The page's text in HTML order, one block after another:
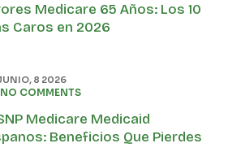
Medicare 65 Años: Los 10
Caros en 2026
8 2026
NO COMMENTS
Medicare Medicaid
Beneficios Que Pierdes